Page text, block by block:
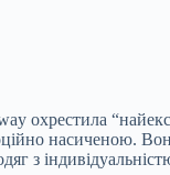
охрестила
насиченою.
з